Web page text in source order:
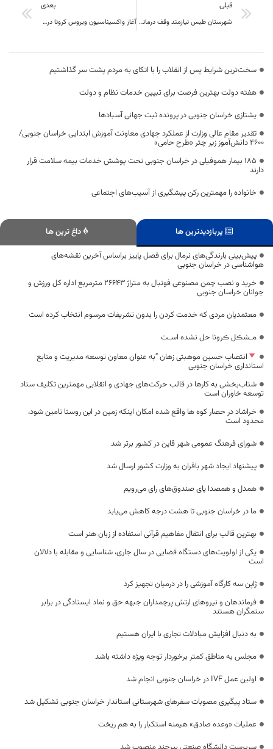
قبلی
شهرستان طبس نیازمند وقف درمانی و آموزشی است
بعدی
آغاز واکسیناسیون ویروس کرونا در شهرستان طبس
سخت‌ترین شرایط پس از انقلاب را با اتکای به مردم پشت سر گذاشتیم
هفته دولت بهترین فرصت برای تبیین خدمات نظام و دولت
یشتازی خراسان جنوبی در پرونده ثبت جهانی آسبادها
تقدیر مقام عالی وزارت از عملکرد جهادی معاونت آموزش ابتدایی خراسان جنوبی/
۴۶۰۰ دانش‌آموز زیر چتر «طرح حامی»
۱۸۵ بیمار هموفیلی در خراسان جنوبی تحت پوشش خدمات بیمه سلامت قرار
دارند
خانواده را مهمترین رکن پیشگیری از آسیب‌های اجتماعی
پربازدیدترین ها
داغ ترین ها
پیش‌بینی بارندگی‌های نرمال برای فصل پاییز براساس آخرین نقشه‌های
هواشناسی در خراسان جنوبی
خرید و نصب چمن مصنوعی فوتبال به متراژ 26643 مترمربع اداره کل ورزش و
جوانان خراسان جنوبی
معتمدیان مردی که خدمت کردن را بدون تشریفات مرسوم انتخاب کرده است
مـشڪل ڪرونا حل نشده اسـت
انتصاب حسین موهبتی زهان “به عنوان معاون توسعه مدیریت و منابع
استانداری خراسان جنوبی
شتاب‌بخشی به کارها در قالب حرکت‌های جهادی و انقلابی مهمترین تکلیف ستاد
توسعه خاوران است
خراشاد در حصار کوه ها واقع شده امکان اینکه زمین در این روستا تامین شود،
محدود است
شورای فرهنگ عمومی شهر قاین در کشور برتر شد
پیشنهاد ایجاد شهر باقران به وزارت کشور ارسال شد
همدل و همصدا پای صندوق‌های رای می‌رویم
ما در خراسان جنوبی تا هشت درجه کاهش می‌یابد
بهترین قالب برای انتقال مفاهیم قرآنی استفاده از زبان هنر است
یکی از اولویت‌های دستگاه قضایی در سال جاری، شناسایی و مقابله با دلالان
است
ژاپن سه کارگاه آموزشی را در درمیان تجهیز کرد
فرماندهان و نیروهای ارتش پرچمداران جبهه حق و نماد ایستادگی در برابر
ستمگران هستند
به دنبال افزایش مبادلات تجاری با ایران هستیم
مجلس به مناطق کمتر برخوردار توجه ویژه داشته باشد
اولین عمل IVF در خراسان جنوبی انجام شد
ستاد پیگیری مصوبات سفرهای شهرستانی استاندار خراسان جنوبی تشکیل شد
عملیات «وعده صادق» هیمنه استکبار را به هم ریخت